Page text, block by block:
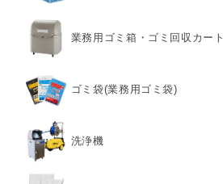
業務用ゴミ箱・ゴミ回収カート
ゴミ袋(業務用ゴミ袋)
洗浄機